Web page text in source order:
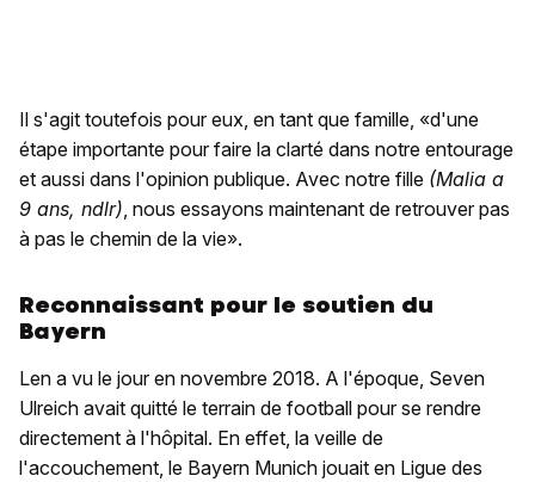
Il s'agit toutefois pour eux, en tant que famille, «d'une
étape importante pour faire la clarté dans notre entourage
et aussi dans l'opinion publique. Avec notre fille (Malia a
9 ans, ndlr), nous essayons maintenant de retrouver pas
à pas le chemin de la vie».
Reconnaissant pour le soutien du
Bayern
Len a vu le jour en novembre 2018. A l'époque, Seven
Ulreich avait quitté le terrain de football pour se rendre
directement à l'hôpital. En effet, la veille de
l'accouchement, le Bayern Munich jouait en Ligue des